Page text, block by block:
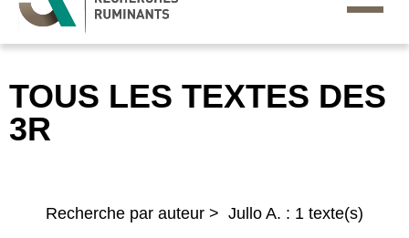
TOUS LES TEXTES DES
3R
Recherche par auteur > Jullo A. : 1 texte(s)